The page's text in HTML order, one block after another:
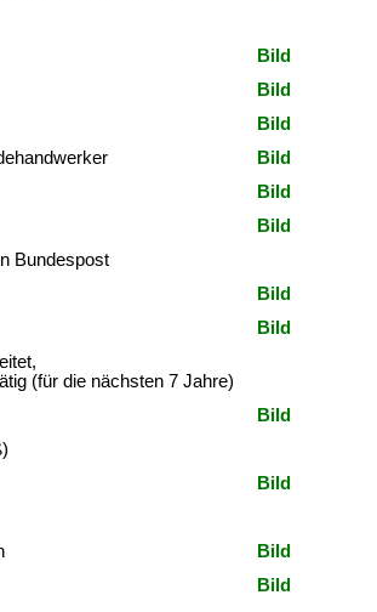
Bild
Bild
Bild
Bild
Bild
Bild
Bundespost
Bild
Bild
(für die nächsten 7 Jahre)
Bild
Bild
Bild
Bild